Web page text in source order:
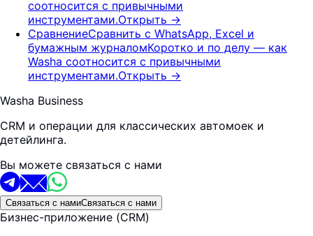
соотносится с привычными
инструментами.Открыть →
СравнениеСравнить с WhatsApp, Excel и
бумажным журналомКоротко и по делу — как
Washa соотносится с привычными
инструментами.Открыть →
Washa Business
CRM и операции для классических автомоек и
детейлинга.
Вы можете связаться с нами
Связаться с намиСвязаться с нами
Бизнес-приложение (CRM)